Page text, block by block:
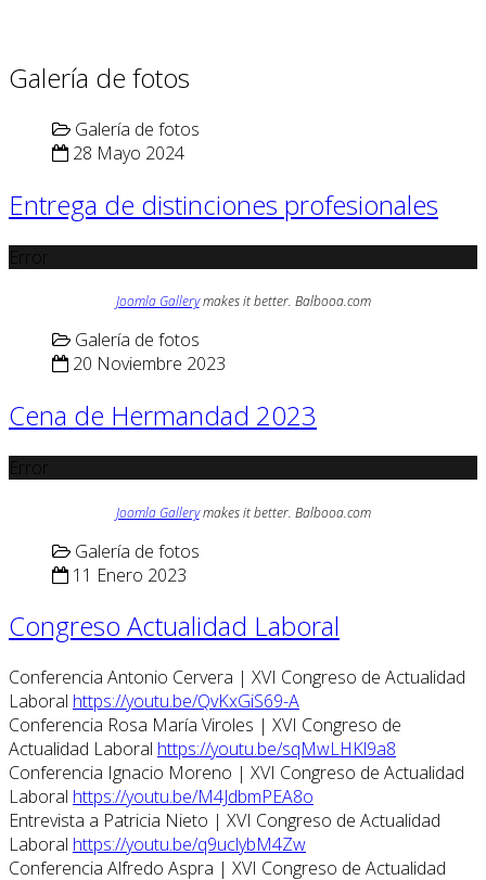
Galería de fotos
Galería de fotos
28 Mayo 2024
Entrega de distinciones profesionales
Joomla Gallerymakes it better. Balbooa.com
Galería de fotos
20 Noviembre 2023
Cena de Hermandad 2023
Joomla Gallerymakes it better. Balbooa.com
Galería de fotos
11 Enero 2023
Congreso Actualidad Laboral
Conferencia Antonio Cervera | XVI Congreso de Actualidad
Laboral https://youtu.be/QvKxGiS69-A
Conferencia Rosa María Viroles | XVI Congreso de
Actualidad Laboral https://youtu.be/sqMwLHKl9a8
Conferencia Ignacio Moreno | XVI Congreso de Actualidad
Laboral https://youtu.be/M4JdbmPEA8o
Entrevista a Patricia Nieto | XVI Congreso de Actualidad
Laboral https://youtu.be/q9uclybM4Zw
Conferencia Alfredo Aspra | XVI Congreso de Actualidad